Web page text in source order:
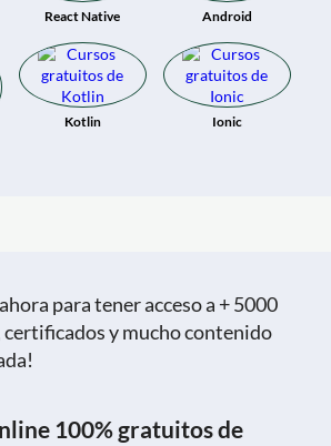
React Native Android
Kotlin Ionic
para tener acceso a + 5000
certificados y mucho contenido
100% gratuitos de